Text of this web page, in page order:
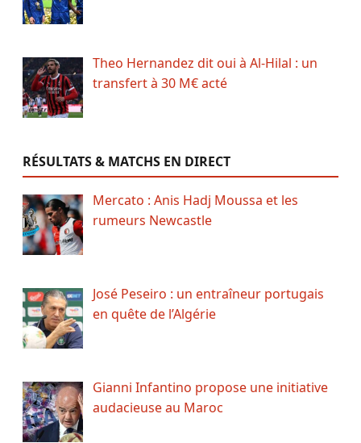
Theo Hernandez dit oui à Al-Hilal : un
transfert à 30 M€ acté
RÉSULTATS & MATCHS EN DIRECT
Mercato : Anis Hadj Moussa et les
rumeurs Newcastle
José Peseiro : un entraîneur portugais
en quête de l’Algérie
Gianni Infantino propose une initiative
audacieuse au Maroc